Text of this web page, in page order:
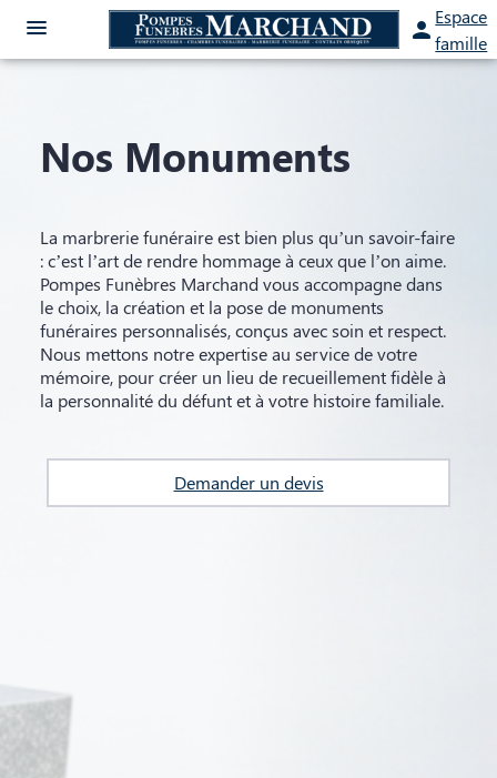
contenu
Espace
famille
ORGANISER DES OBSÈQUES
MONUMENTS FUNÉRAIRES
SERVICES AUX FAMILLES
NOS AGENCES
BEAUREPAIRE-EN-BRESSE
SAINT-GERMAIN-DU-BOIS
BEAUREPAIRE-EN-BRESSE
ESPACES HOMMAGES
Nos Monuments
La marbrerie funéraire est bien plus qu’un savoir-faire
: c’est l’art de rendre hommage à ceux que l’on aime.
Pompes Funèbres Marchand vous accompagne dans
le choix, la création et la pose de monuments
funéraires personnalisés, conçus avec soin et respect.
Nous mettons notre expertise au service de votre
mémoire, pour créer un lieu de recueillement fidèle à
la personnalité du défunt et à votre histoire familiale.
Demander un devis